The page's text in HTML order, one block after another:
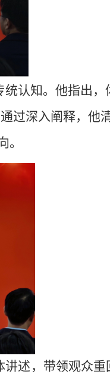
认知。他指出
过深入阐释，他
。
述，带领观众重